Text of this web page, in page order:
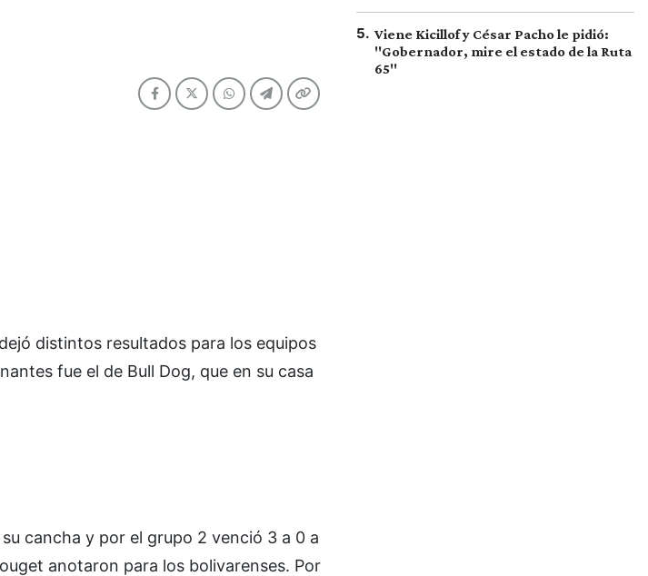
distintos resultados para los equipos
fue el de Bull Dog, que en su casa
cancha y por el grupo 2 venció 3 a 0 a
anotaron para los bolivarenses. Por
5. Viene Kicillof y César Pacho le pidió:
"Gobernador, mire el estado de la Ruta
65"